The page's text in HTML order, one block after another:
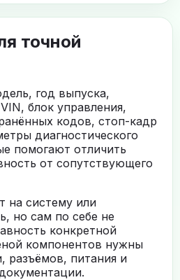
точной
год выпуска,
блок управления,
кодов, стоп-кадр
диагностического
помогают отличить
от сопутствующего
на систему или
но сам по себе не
конкретной
компонентов нужны
разъёмов, питания и